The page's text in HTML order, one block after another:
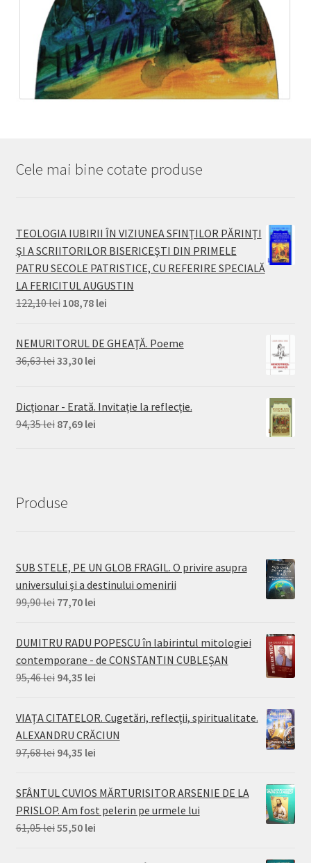
Cele mai bine cotate produse
TEOLOGIA IUBIRII ÎN VIZIUNEA SFINŢILOR PĂRINŢI
ŞI A SCRIITORILOR BISERICEŞTI DIN PRIMELE
PATRU SECOLE PATRISTICE, CU REFERIRE SPECIALĂ
LA FERICITUL AUGUSTIN
122,10lei Prețul
a
122,10 lei.
108,78 leiPrețul
este:
108,78 lei.
NEMURITORUL DE GHEAŢĂ. Poeme
36,63lei Prețul
fost:
36,63 lei.
33,30 leiPrețul
33,30 lei.
Dicționar - Erată. Invitație la reflecție.
94,35lei Prețul
87,69 leiPrețul
Produse
SUB STELE, PE UN GLOB FRAGIL. O privire asupra
universului și a destinului omenirii
99,90lei Prețul
a
99,90 lei.
77,70 leiPrețul
este:
77,70 lei.
DUMITRU RADU POPESCU în labirintul mitologiei
contemporane - de CONSTANTIN CUBLEȘAN
95,46lei Prețul
a
fost:
95,46 lei.
94,35 leiPrețul
este:
94,35 lei.
VIAȚA CITATELOR. Cugetări, reflecții, spiritualitate.
ALEXANDRU CRĂCIUN
97,68lei Prețul
a
fost:
97,68 lei.
94,35 leiPrețul
este:
94,35 lei.
SFÂNTUL CUVIOS MĂRTURISITOR ARSENIE DE LA
PRISLOP. Am fost pelerin pe urmele lui
61,05lei Prețul
55,50 leiPrețul